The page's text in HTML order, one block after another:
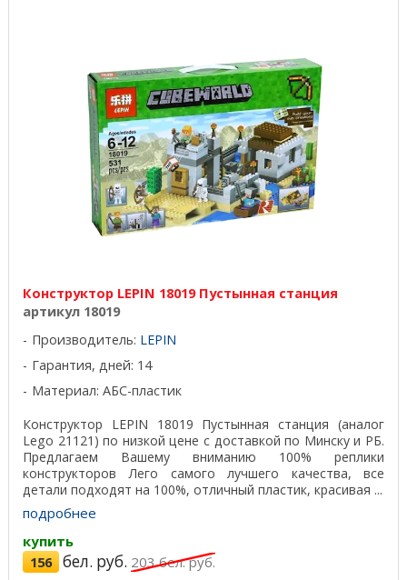
Конструктор LEPIN 18019 Пустынная станция
артикул 18019
Производитель: LEPIN
Гарантия, дней: 14
Материал: АБС-пластик
Конструктор LEPIN 18019 Пустынная станция (аналог
Lego 21121) по низкой цене с доставкой по Минску и РБ.
Предлагаем Вашему вниманию 100% реплики
конструкторов Лего самого лучшего качества, все
детали подходят на 100%, отличный пластик, красивая ...
подробнее
купить
156 бел. руб. 203бел. руб.